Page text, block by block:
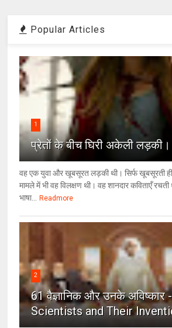
Popular Articles
1
प्रेतों के बीच घिरी अकेली लड़की।
वह एक युवा और खूबसूरत लड़की थी। सिर्फ खूबसूरती
मामले में भी वह विलक्षण थी। वह शानदार कविताएँ
भाषा...
Readmore
2
61 वैज्ञानिक और उनके अविष्कार
Scientists and Their